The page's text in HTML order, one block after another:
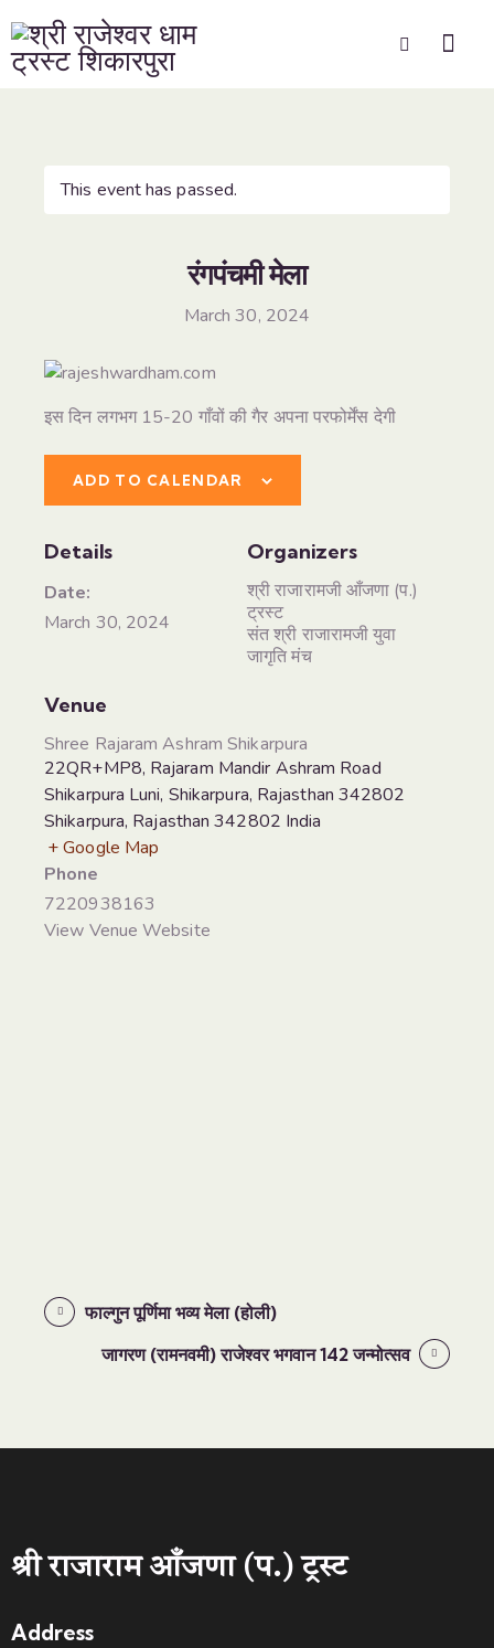
This event has passed.
रंगपंचमी मेला
March 30, 2024
इस दिन लगभग 15-20 गाँवों की गैर अपना परफोर्मेंस देगी
ADD TO CALENDAR
Details
Date:
March 30, 2024
Organizers
श्री राजारामजी आँजणा (प.)
ट्रस्ट
संत श्री राजारामजी युवा
जागृति मंच
Venue
Shree Rajaram Ashram Shikarpura
22QR+MP8, Rajaram Mandir Ashram Road
Shikarpura Luni, Shikarpura, Rajasthan 342802
Shikarpura, Rajasthan 342802 India
+ Google Map
Phone
7220938163
View Venue Website
फाल्गुन पूर्णिमा भव्य मेला (होली)
जागरण (रामनवमी) राजेश्वर भगवान 142 जन्मोत्सव
श्री राजाराम आँजणा (प.) ट्रस्ट
Address